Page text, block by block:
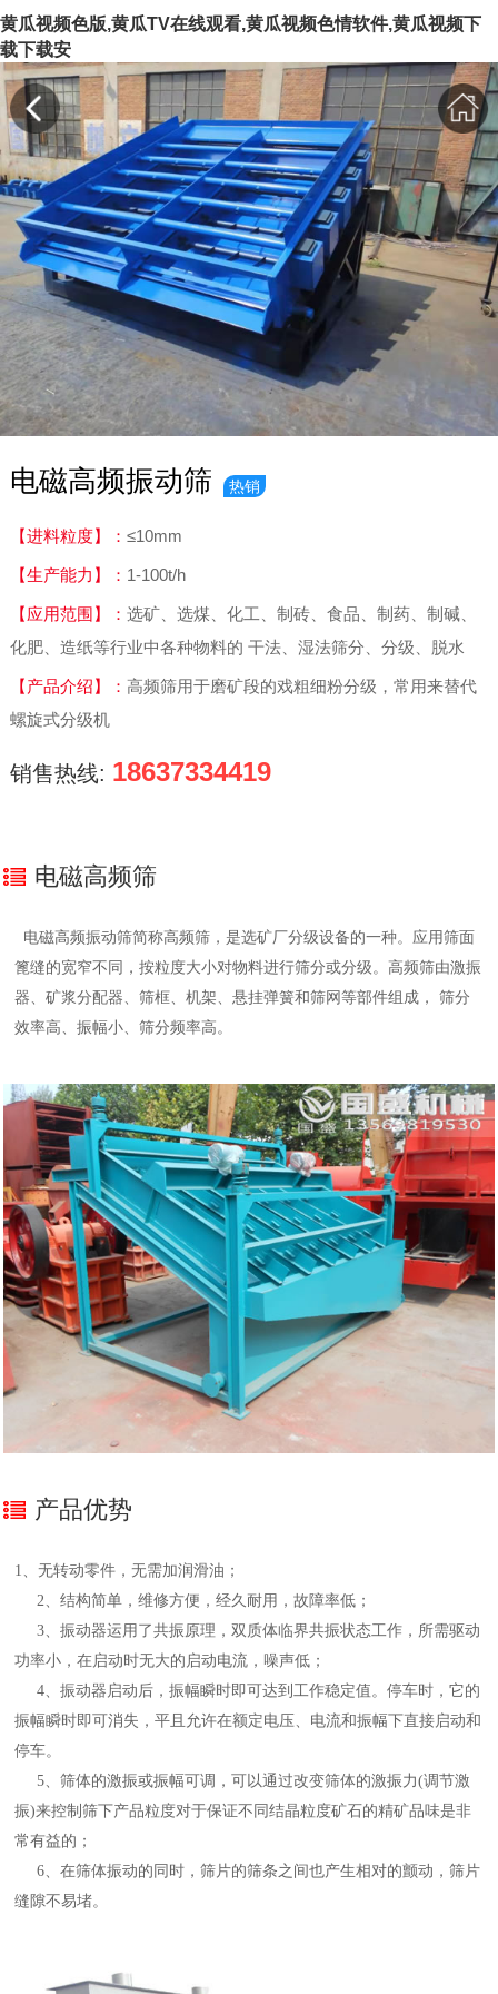
黄瓜视频色版,黄瓜TV在线观看,黄瓜视频色情软件,黄瓜视频下
载下载安
电磁高频振动筛 热销
【进料粒度】： ≤10mm
【生产能力】： 1-100t/h
【应用范围】： 选矿、选煤、化工、制砖、食品、制药、制碱、
化肥、造纸等行业中各种物料的 干法、湿法筛分、分级、脱水
【产品介绍】： 高频筛用于磨矿段的戏粗细粉分级，常用来替代
螺旋式分级机
销售热线: 18637334419
电磁高频筛
电磁高频振动筛简称高频筛，是选矿厂分级设备的一种。应用筛面
篦缝的宽窄不同，按粒度大小对物料进行筛分或分级。高频筛由激振
器、矿浆分配器、筛框、机架、悬挂弹簧和筛网等部件组成， 筛分
效率高、振幅小、筛分频率高。
产品优势
1、无转动零件，无需加润滑油；
2、结构简单，维修方便，经久耐用，故障率低；
3、振动器运用了共振原理，双质体临界共振状态工作，所需驱动
功率小，在启动时无大的启动电流，噪声低；
4、振动器启动后，振幅瞬时即可达到工作稳定值。停车时，它的
振幅瞬时即可消失，平且允许在额定电压、电流和振幅下直接启动和
停车。
5、筛体的激振或振幅可调，可以通过改变筛体的激振力(调节激
振)来控制筛下产品粒度对于保证不同结晶粒度矿石的精矿品味是非
常有益的；
6、在筛体振动的同时，筛片的筛条之间也产生相对的颤动，筛片
缝隙不易堵。